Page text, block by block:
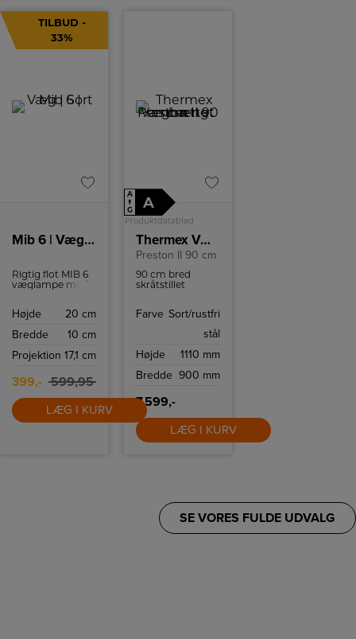
TILBUD -
33%
Mib 6 | Væg | Sort
Rigtig flot MIB 6
væglampe med
Højde
20 cm
Bredde
10 cm
Projektion 17,1 cm
399,- 599,95
LÆG I KURV
A
↑
G
A
Produktdatablad
Thermex Væghængt emhætte
Preston II 90 cm
90 cm bred
skråtstillet
rustfri stål
hastigheder.
Farve Sort/rustfri
stål
Højde
1110 mm
Bredde 900 mm
7.599,-
LÆG I KURV
SE VORES FULDE UDVALG